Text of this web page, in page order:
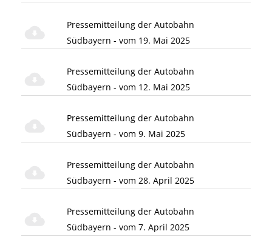
Pressemitteilung der Autobahn
Südbayern - vom 19. Mai 2025
Pressemitteilung der Autobahn
Südbayern - vom 12. Mai 2025
Pressemitteilung der Autobahn
Südbayern - vom 9. Mai 2025
Pressemitteilung der Autobahn
Südbayern - vom 28. April 2025
Pressemitteilung der Autobahn
Südbayern - vom 7. April 2025